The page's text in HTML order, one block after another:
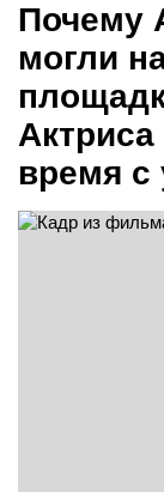
Почему
могли
время с